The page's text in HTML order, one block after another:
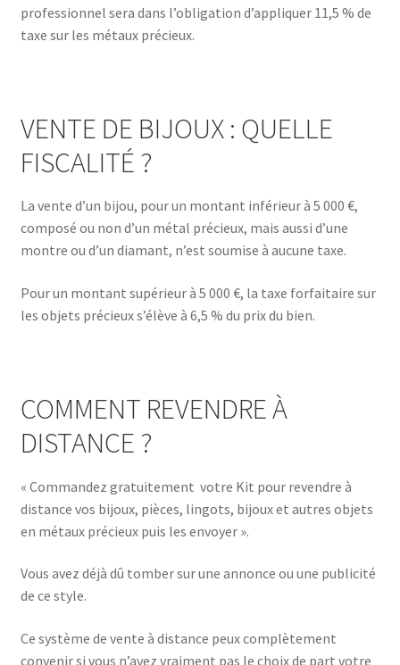
professionnel sera dans l’obligation d’appliquer 11,5 % de
taxe sur les métaux précieux.
VENTE DE BIJOUX : QUELLE
FISCALITÉ ?
La vente d’un bijou, pour un montant inférieur à 5 000 €,
composé ou non d’un métal précieux, mais aussi d’une
montre ou d’un diamant, n’est soumise à aucune taxe.
Pour un montant supérieur à 5 000 €, la taxe forfaitaire sur
les objets précieux s’élève à 6,5 % du prix du bien.
COMMENT REVENDREÀ
DISTANCE ?
« Commandez gratuitement votre Kit pour revendre à
distance vos bijoux, pièces, lingots, bijoux et autres objets
en métaux précieux puis les envoyer ».
Vous avez déjà dû tomber sur une annonce ou une publicité
de ce style.
Ce système de vente à distance peux complètement
convenir si vous n’avez vraiment pas le choix de part votre